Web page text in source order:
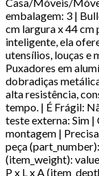
embalagem: 3 |
cm largura x 44 cm
inteligente, ela
utensílios, louças e
Puxadores em
dobradiças
alta resistência,
tempo. | É Frágil:
teste externa: Sim
montagem |
peça
(item_weight):
P x L x A